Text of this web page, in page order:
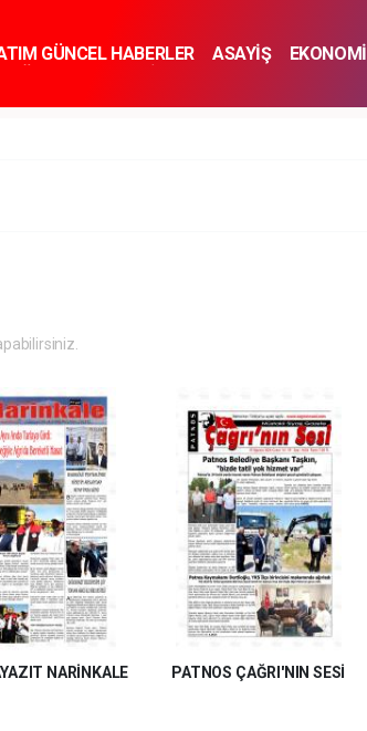
GÜNCEL HABERLER ASAYİŞ EKONOMİ
NARİNKALE PATNOS ÇAĞRI'NIN SESİ